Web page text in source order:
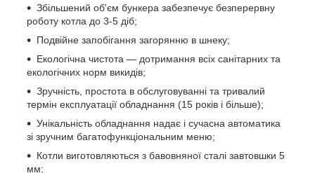
Збільшений об'єм бункера забезпечує безперервну
роботу котла до 3-5 діб;
Подвійне запобігання загорянню в шнеку;
Екологічна чистота — дотримання всіх санітарних та
екологічних норм викидів;
Зручність, простота в обслуговуванні та тривалий
термін експлуатації обладнання (15 років і більше);
Унікальність обладнання надає і сучасна автоматика
зі зручним багатофункціональним меню;
Котли виготовляються з бавовняної сталі завтовшки 5
мм;